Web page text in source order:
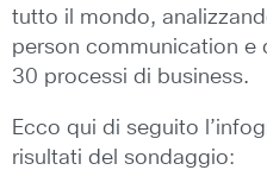
tutto il mondo,
person communication e
30 processi di business.
Ecco qui di seguito
risultati del sondaggio: